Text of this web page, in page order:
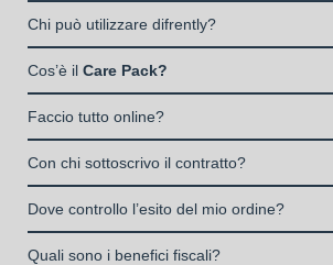
Il noleggio, o locazione operativa, è
alla propria attività a fronte del pagamento
periodico.
Chi può utilizzare difrently?
Liberi Professionisti e Studi
Società di Capitali (S.p.A.,
Enti e Associazioni purché in attività
I privati consumatori non possono
Cos’è il Care Pack?
Il Care Pack è un servizio che
stipulata da Grenke Italia S.p.A.,
noleggio B2B con cui verrà concluso
dei beni e con vantaggi di gestione
Faccio tutto online?
Si, puoi scegliere sul sito il prodotto che ti
interamente online
Con chi sottoscrivo il contratto?
Il contratto di locazione operativa sarà
operativa di beni mobili strumentali (B2B),
Dove controllo l’esito del mio ordine?
Una volta fatto login vai sull’icona con
Quali sono i benefici fiscali?